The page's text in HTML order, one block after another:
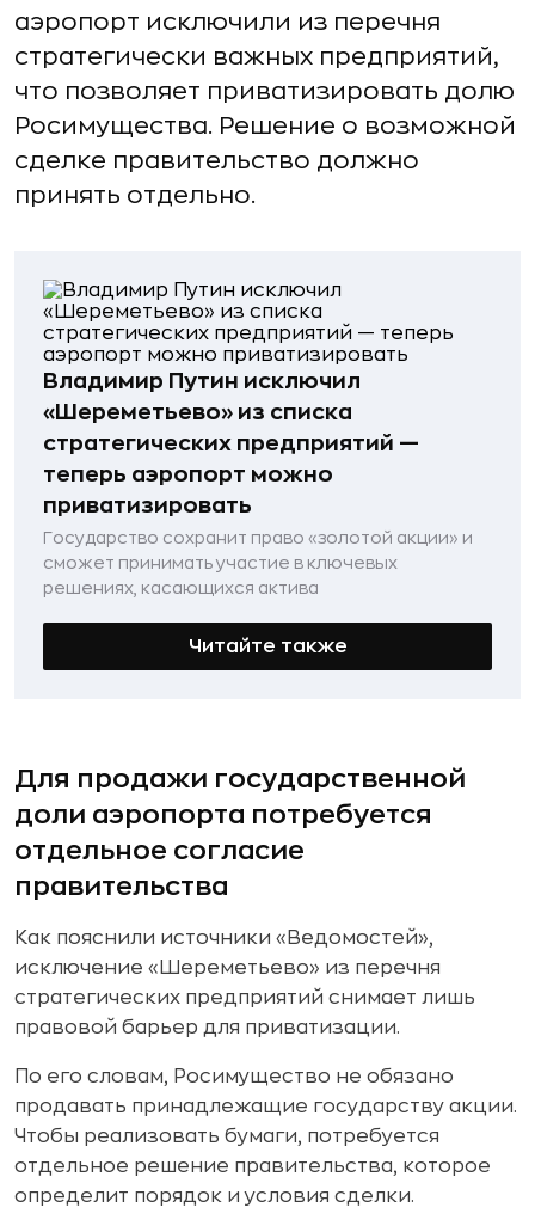
аэропорт исключили из перечня
стратегически важных предприятий,
что позволяет приватизировать долю
Росимущества. Решение о возможной
сделке правительство должно
принять отдельно.
Владимир Путин исключил
«Шереметьево» из списка
стратегических предприятий —
теперь аэропорт можно
приватизировать
Государство сохранит право «золотой акции» и
сможет принимать участие в ключевых
решениях, касающихся актива
Читайте также
Для продажи государственной
доли аэропорта потребуется
отдельное согласие
правительства
Как пояснили источники «Ведомостей»,
исключение «Шереметьево» из перечня
стратегических предприятий снимает лишь
правовой барьер для приватизации.
По его словам, Росимущество не обязано
продавать принадлежащие государству акции.
Чтобы реализовать бумаги, потребуется
отдельное решение правительства, которое
определит порядок и условия сделки.